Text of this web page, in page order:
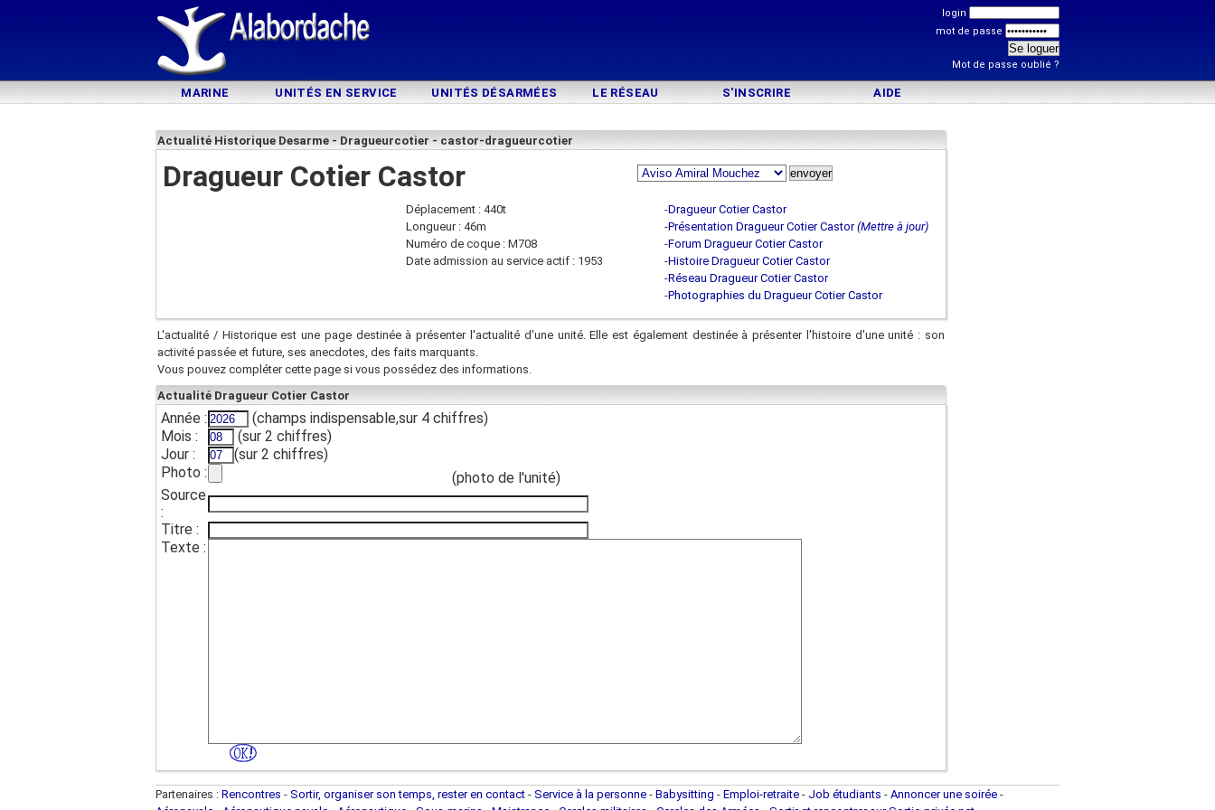
login
mot de passe
Mot de passe oublié ?
MARINE UNITÉS EN SERVICE UNITÉS DÉSARMÉES LE RÉSEAU S'INSCRIRE AIDE
Actualité Historique Desarme - Dragueurcotier - castor-dragueurcotier
Dragueur Cotier Castor
Déplacement : 440t
Longueur : 46m
Numéro de coque : M708
Date admission au service actif : 1953
-Dragueur Cotier Castor
-Présentation Dragueur Cotier Castor(Mettre à jour)
-Forum Dragueur Cotier Castor
-Histoire Dragueur Cotier Castor
-Réseau Dragueur Cotier Castor
-Photographies du Dragueur Cotier Castor
L'actualité / Historique est une page destinée à présenter l'actualité d'une unité. Elle est également destinée à présenter l'histoire d'une unité : son
activité passée et future, ses anecdotes, des faits marquants.
Vous pouvez compléter cette page si vous possédez des informations.
Actualité Dragueur Cotier Castor
Année :
(champs indispensable,sur 4 chiffres)
Mois :
(sur 2 chiffres)
Jour :
(sur 2 chiffres)
Photo :
(photo de l'unité)
Source
:
Titre :
Texte :
Partenaires : Rencontres - Sortir, organiser son temps, rester en contact - Service à la personne - Babysitting - Emploi-retraite - Job étudiants - Annoncer une soirée -